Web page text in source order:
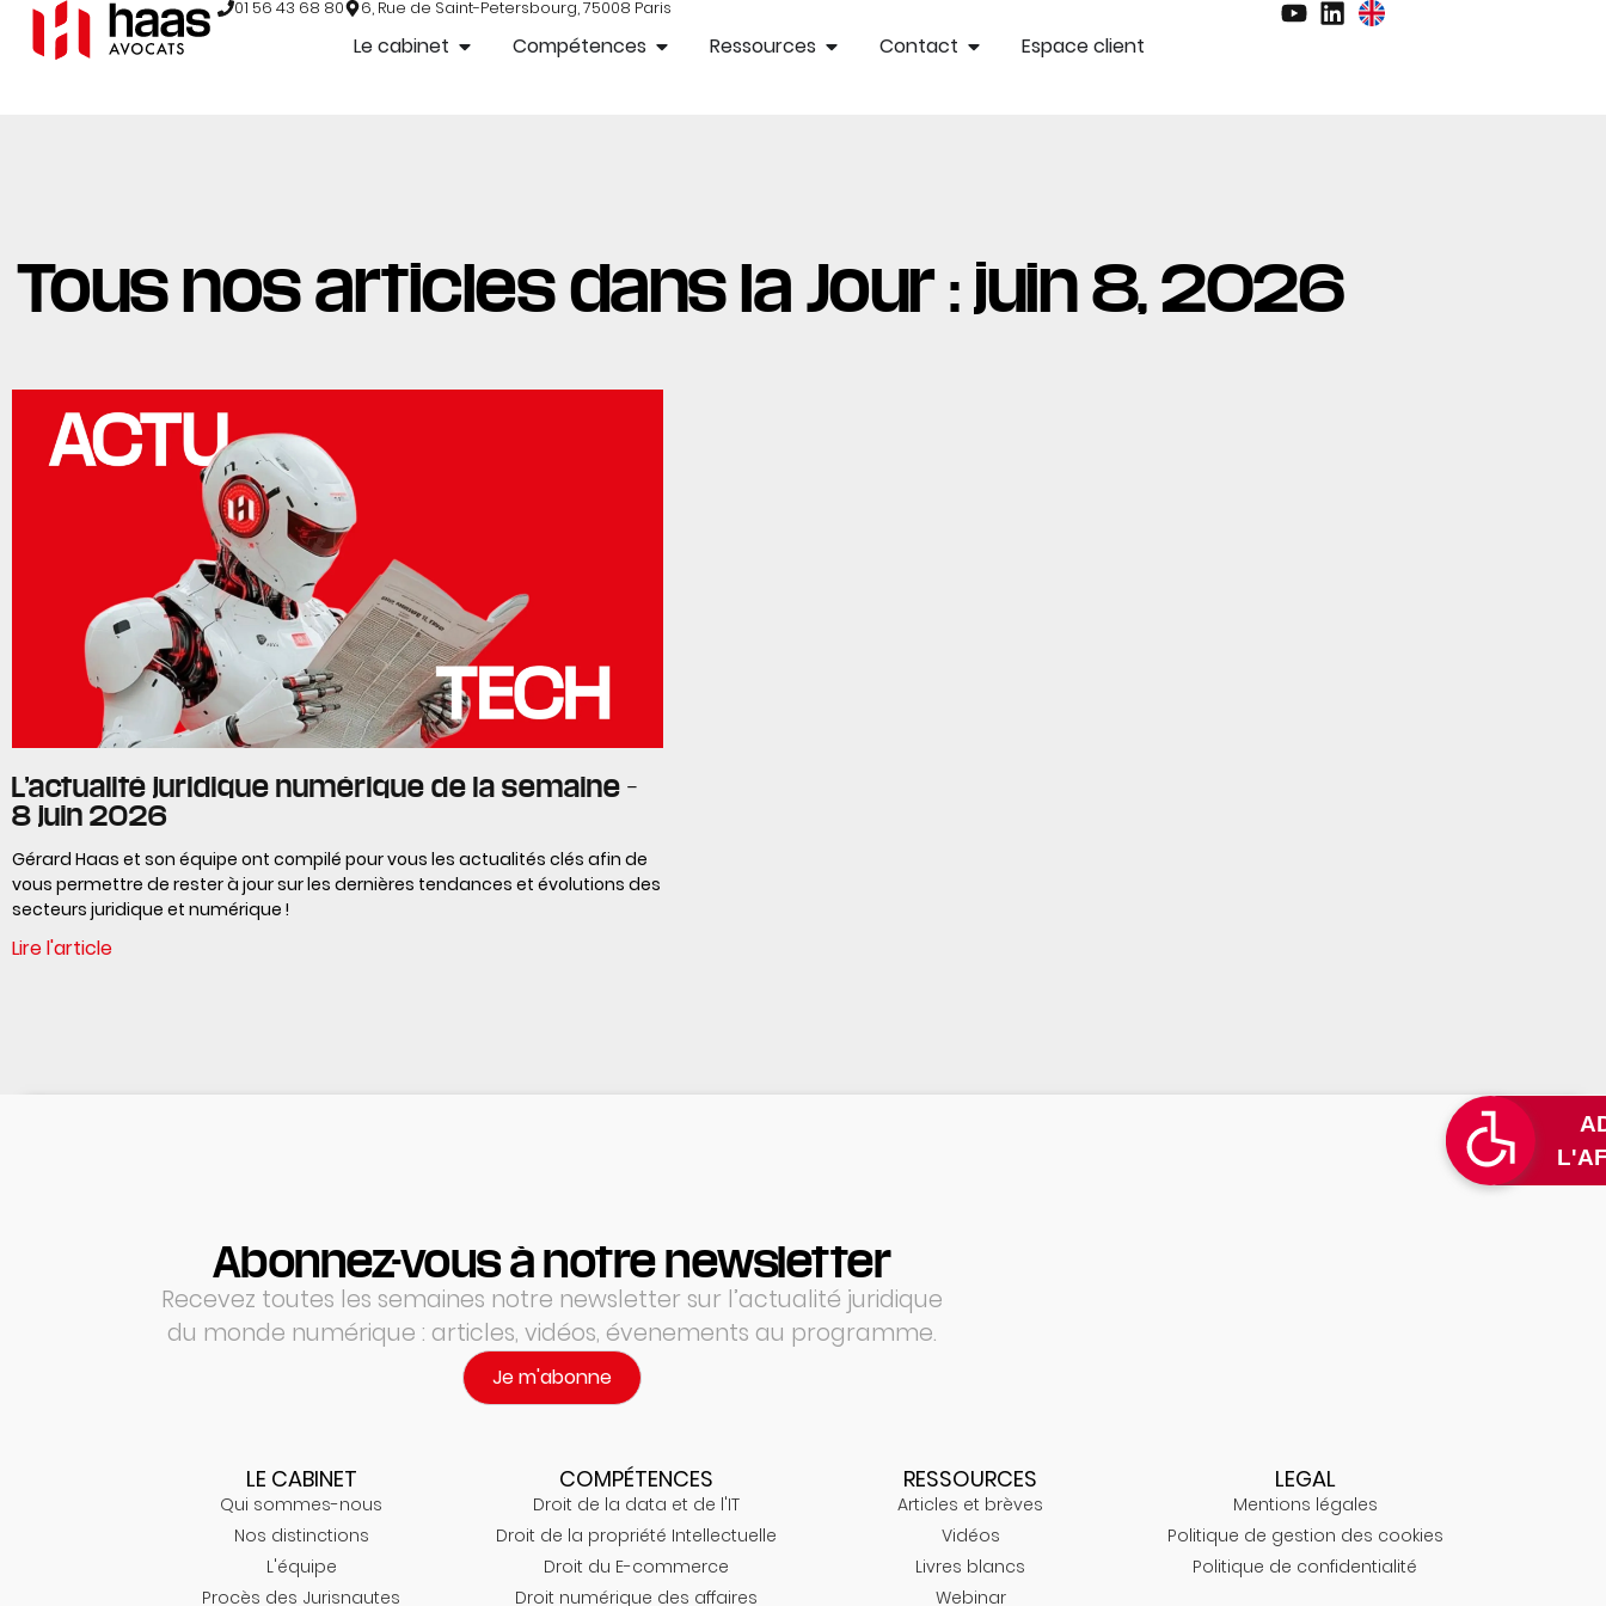
01 56 43 68 80 6, Rue de Saint-Petersbourg, 75008 Paris
Le cabinet Compétences Ressources Contact Espace client
Tous nos articles dans la Jour : juin 8, 2026
L’actualité juridique numérique de la semaine –
8 juin 2026
Gérard Haas et son équipe ont compilé pour vous les actualités clés afin de
vous permettre de rester à jour sur les dernières tendances et évolutions des
secteurs juridique et numérique !
Lire l'article
Abonnez-vous à notre newsletter
Recevez toutes les semaines notre newsletter sur l’actualité juridique
du monde numérique : articles, vidéos, évenements au programme.
Je m'abonne
LE CABINET
Qui sommes-nous
Nos distinctions
L'équipe
Procès des Jurisnautes
COMPÉTENCES
Droit de la data et de l'IT
Droit de la propriété Intellectuelle
Droit du E-commerce
Droit numérique des affaires
RESSOURCES
Articles et brèves
Vidéos
Livres blancs
Webinar
LEGAL
Mentions légales
Politique de gestion des cookies
Politique de confidentialité